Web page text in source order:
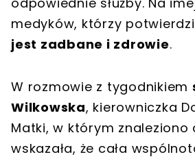
medyków, którzy
jest zadbane i zdrowie.
W rozmowie z tygodnikiem
Wilkowska, kierowniczka
Matki, w którym znaleziono
wskazała, że cała